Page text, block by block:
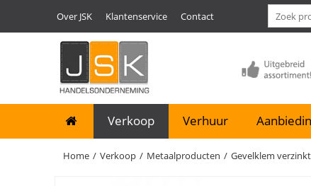
Over JSK Klantenservice Contact
Verkoop Verhuur
Home / Verkoop / Metaalproducten / Gevelklem